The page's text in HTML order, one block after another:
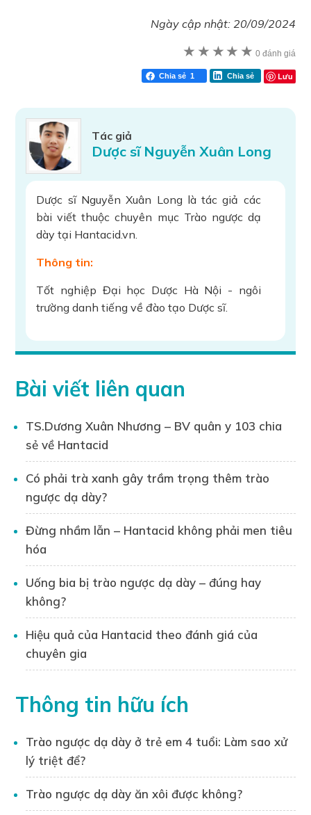
Ngày cập nhật: 20/09/2024
★ ★ ★★ ★ 0 đánh giá
Chia sẻ 1 Chia sẻ Lưu
Tác giả
Dược sĩ Nguyễn Xuân Long
Dược sĩ Nguyễn Xuân Long là tác giả các
bài viết thuộc chuyên mục Trào ngược dạ
dày tại Hantacid.vn.
Thông tin:
Tốt nghiệp Đại học Dược Hà Nội - ngôi
trường danh tiếng về đào tạo Dược sĩ.
ngành Dược và chăm sóc sức khỏe, đảm
Tư vấn sử dụng thuốc
Tổ chức hội thảo khoa học
Dược sĩ Xuân Long đã dành nhiều năm
nghiên cứu về trào ngược dạ dày, tích lũy
kiến thức chuyên sâu về nguyên nhân, triệu
chứng, cách điều trị và phòng ngừa bệnh lý
này.
Những bài viết do anh thực hiện trên
website Hantacid.vn đều được kiểm duyệt
kỹ lưỡng, đảm bảo tính chính xác, khoa học
và hữu ích cho người đọc.
Nhờ kiến thức chuyên môn và uy tín của
mình, Dược sĩ Xuân Long đã giúp hàng
nghìn người hiểu rõ hơn về trào ngược dạ
và phòng ngừa hiệu quả.
Liên hệ tư vấn:
Bạn đọc có thể liên hệ trực tiếp với Dược sĩ
Nguyễn Xuân Long quaZalo 0395130769
để được tư vấn cụ thể về vấn đề trào ngược
Bài viết liên quan
TS.Dương Xuân Nhương – BV quân y 103 chia
sẻ về Hantacid
Có phải trà xanh gây trầm trọng thêm trào
ngược dạ dày?
Đừng nhầm lẫn – Hantacid không phải men tiêu
hóa
Uống bia bị trào ngược dạ dày – đúng hay
không?
Hiệu quả của Hantacid theo đánh giá của
chuyên gia
Thông tin hữu ích
Trào ngược dạ dày ở trẻ em 4 tuổi: Làm sao xử
lý triệt để?
Trào ngược dạ dày ăn xôi được không?